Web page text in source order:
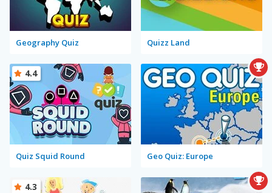
Geography Quiz Quizz Land
Quiz Squid Round
4.4
Geo Quiz: Europe
4.3